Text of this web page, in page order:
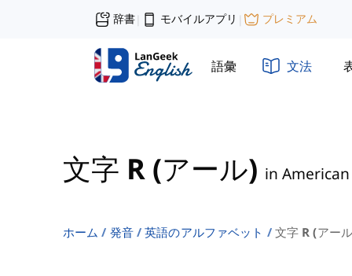
辞書| モバイルアプリ | プレミアム
語彙 文法
文字 R (アール) in
ホーム 発音 英語のアルファベット 文字 R (アー